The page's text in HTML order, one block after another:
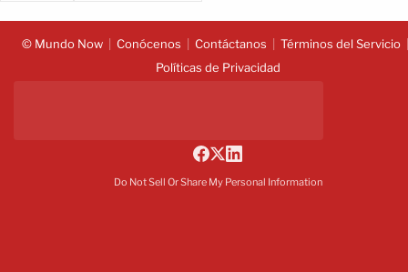
© Mundo Now Conócenos Contáctanos
Términos del Servicio
Políticas de Privacidad
Do Not Sell Or Share My Personal Information